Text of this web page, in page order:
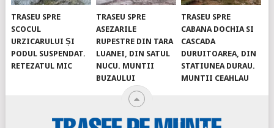
TRASEU SPRE
SCOCUL
URZICARULUI ȘI
PODUL SUSPENDAT.
RETEZATUL MIC
TRASEU SPRE
ASEZARILE
RUPESTRE DIN TARA
LUANEI, DIN SATUL
NUCU. MUNTII
BUZAULUI
TRASEU SPRE
CABANA DOCHIA SI
CASCADA
DURUITOAREA, DIN
STATIUNEA DURAU.
MUNTII CEAHLAU